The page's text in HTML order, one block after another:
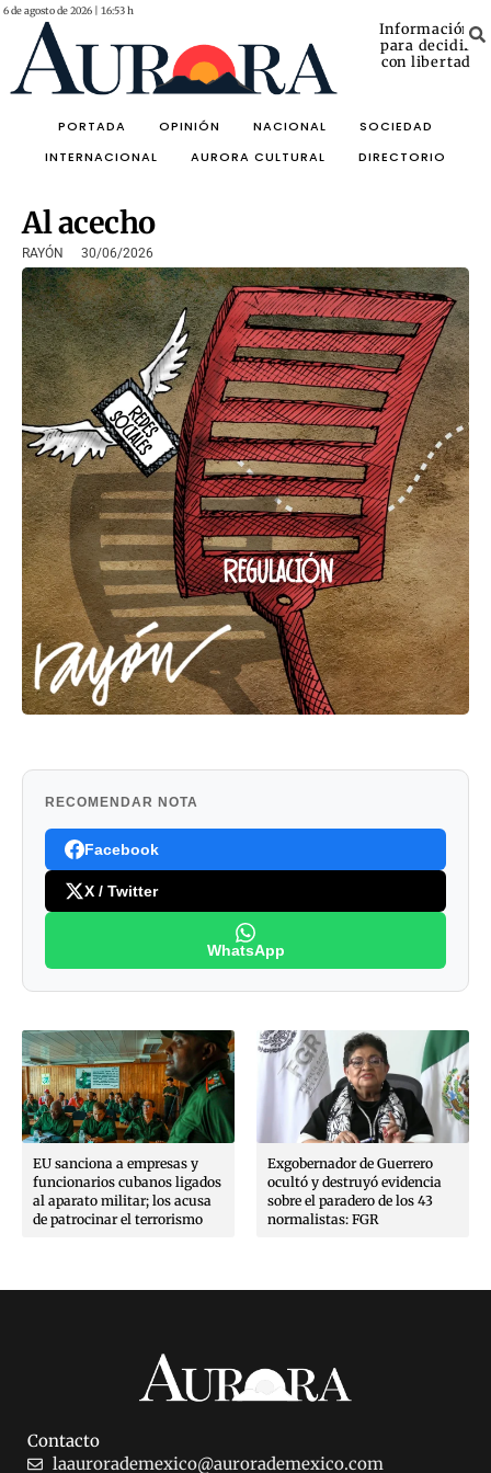
6 de agosto de 2026 | 16:53 h
Información
para decidir
con libertad
PORTADA OPINIÓN NACIONAL
SOCIEDAD
INTERNACIONAL
AURORA CULTURAL DIRECTORIO
Al acecho
RAYÓN 30/06/2026
RECOMENDAR NOTA
Facebook
X / Twitter
WhatsApp
EU sanciona a empresas y
funcionarios cubanos ligados
al aparato militar; los acusa
de patrocinar el terrorismo
Exgobernador de Guerrero
ocultó y destruyó evidencia
sobre el paradero de los 43
normalistas: FGR
Contacto
laaurorademexico@aurorademexico.com